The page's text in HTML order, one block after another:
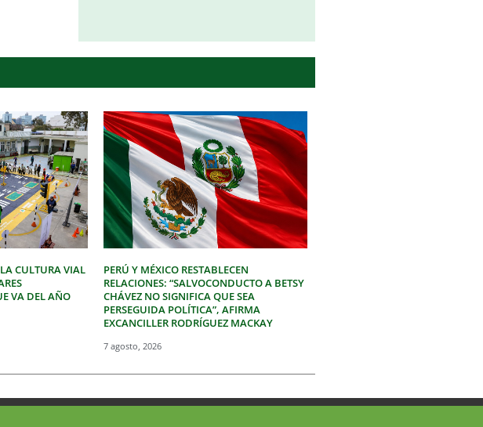
CULTURA VIAL
VA DEL AÑO
PERÚ Y MÉXICO RESTABLECEN
RELACIONES: “SALVOCONDUCTO A BETSY
CHÁVEZ NO SIGNIFICA QUE SEA
PERSEGUIDA POLÍTICA”, AFIRMA
EXCANCILLER RODRÍGUEZ MACKAY
7 agosto, 2026